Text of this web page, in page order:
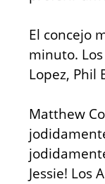
El concejo
minuto.
Lopez, Phil
Matthew
Jessie! Los